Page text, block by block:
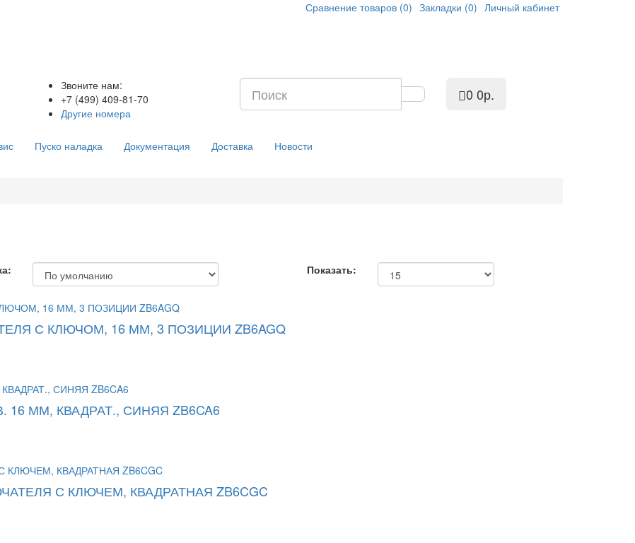
Сравнение товаров (0) Закладки (0) Личный кабинет
Звоните нам:
+7 (499) 409-81-70
Другие номера
0 0р.
Пуско наладка Документация Доставка Новости
Показать:
С КЛЮЧОМ, 16 ММ, 3 ПОЗИЦИИ ZB6AGQ
16 ММ, КВАДРАТ., СИНЯЯ ZB6CA6
С КЛЮЧЕМ, КВАДРАТНАЯ ZB6CGC